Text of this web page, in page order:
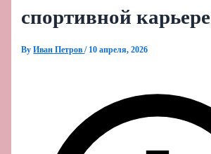
спортивной карьере
ByИван Петров/ 10 апреля, 2026